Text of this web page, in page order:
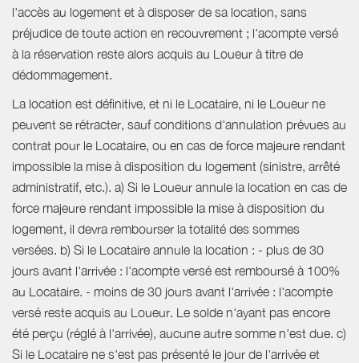
l'accès au logement et à disposer de sa location, sans
préjudice de toute action en recouvrement ; l'acompte versé
à la réservation reste alors acquis au Loueur à titre de
dédommagement.
La location est définitive, et ni le Locataire, ni le Loueur ne
peuvent se rétracter, sauf conditions d'annulation prévues au
contrat pour le Locataire, ou en cas de force majeure rendant
impossible la mise à disposition du logement (sinistre, arrêté
administratif, etc.). a) Si le Loueur annule la location en cas de
force majeure rendant impossible la mise à disposition du
logement, il devra rembourser la totalité des sommes
versées. b) Si le Locataire annule la location : - plus de 30
jours avant l'arrivée : l'acompte versé est remboursé à 100%
au Locataire. - moins de 30 jours avant l'arrivée : l'acompte
versé reste acquis au Loueur. Le solde n'ayant pas encore
été perçu (réglé à l'arrivée), aucune autre somme n'est due. c)
Si le Locataire ne s'est pas présenté le jour de l'arrivée et